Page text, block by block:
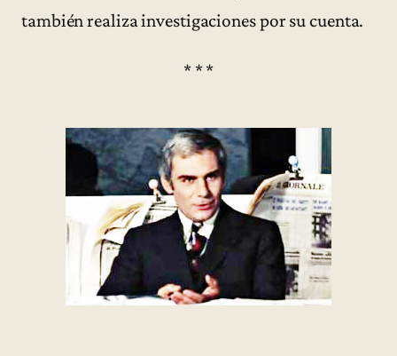
también realiza investigaciones por su cuenta.
* * *